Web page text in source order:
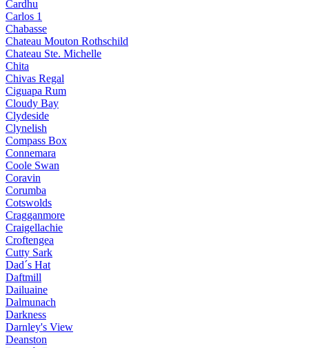
Cardhu
Carlos 1
Chabasse
Chateau Mouton Rothschild
Chateau Ste. Michelle
Chita
Chivas Regal
Ciguapa Rum
Cloudy Bay
Clydeside
Clynelish
Compass Box
Connemara
Coole Swan
Coravin
Corumba
Cotswolds
Cragganmore
Craigellachie
Croftengea
Cutty Sark
Dad´s Hat
Daftmill
Dailuaine
Dalmunach
Darkness
Darnley's View
Deanston